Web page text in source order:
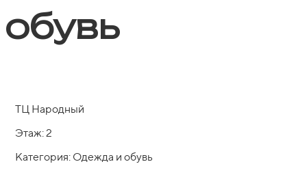
ТЦ Народный
Этаж: 2
Категория: Одежда и обувь